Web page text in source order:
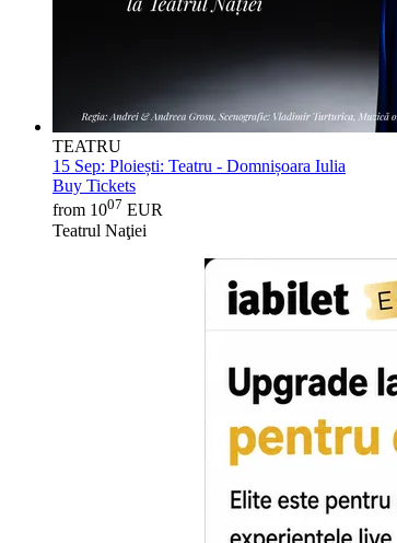
TEATRU
15 Sep: Ploiești: Teatru - Domnișoara Iulia
Buy Tickets
from 1007 EUR
Teatrul Naţiei